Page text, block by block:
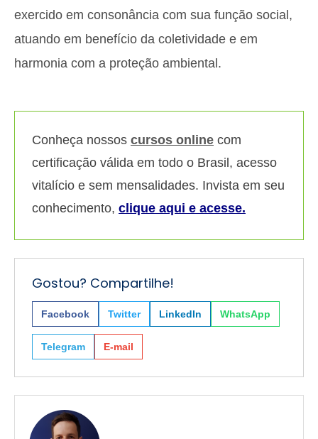
exercido em consonância com sua função social,
atuando em benefício da coletividade e em
harmonia com a proteção ambiental.
Conheça nossos cursos online com
certificação válida em todo o Brasil, acesso
vitalício e sem mensalidades. Invista em seu
conhecimento, clique aqui e acesse.
Gostou? Compartilhe!
Facebook Twitter LinkedIn WhatsApp
Telegram E-mail